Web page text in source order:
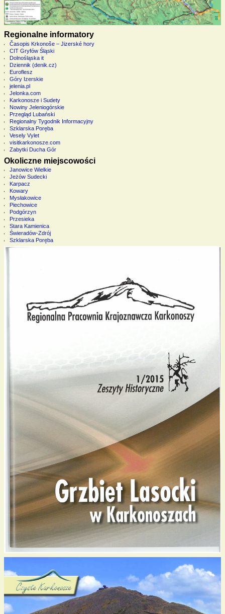
Regionalne informatory
Časopis Krkonoše – Jizerské hory
CIT Gryfów Śląski
Dolnośląska it
Dziennik (denik.cz)
Euroflesz
Góry Izerskie
jelenia.pl
Jelonka.com
Karkonosze i Sudety
Nowiny Jeleniogórskie
Przegląd Lubański
Regionalny Tygodnik Informacyjny
Szklarska Poręba
Vesely Vylet
visitkarkonosze.com
Zabytki Ducha Gór
Okoliczne miejscowości
Janowice Wielkie
Jeżów Sudecki
Karpacz
Kowary
Mysłakowice
Piechowice
Podgórzyn
Przesieka
Stara Kamienica
Świeradów-Zdrój
Szklarska Poręba